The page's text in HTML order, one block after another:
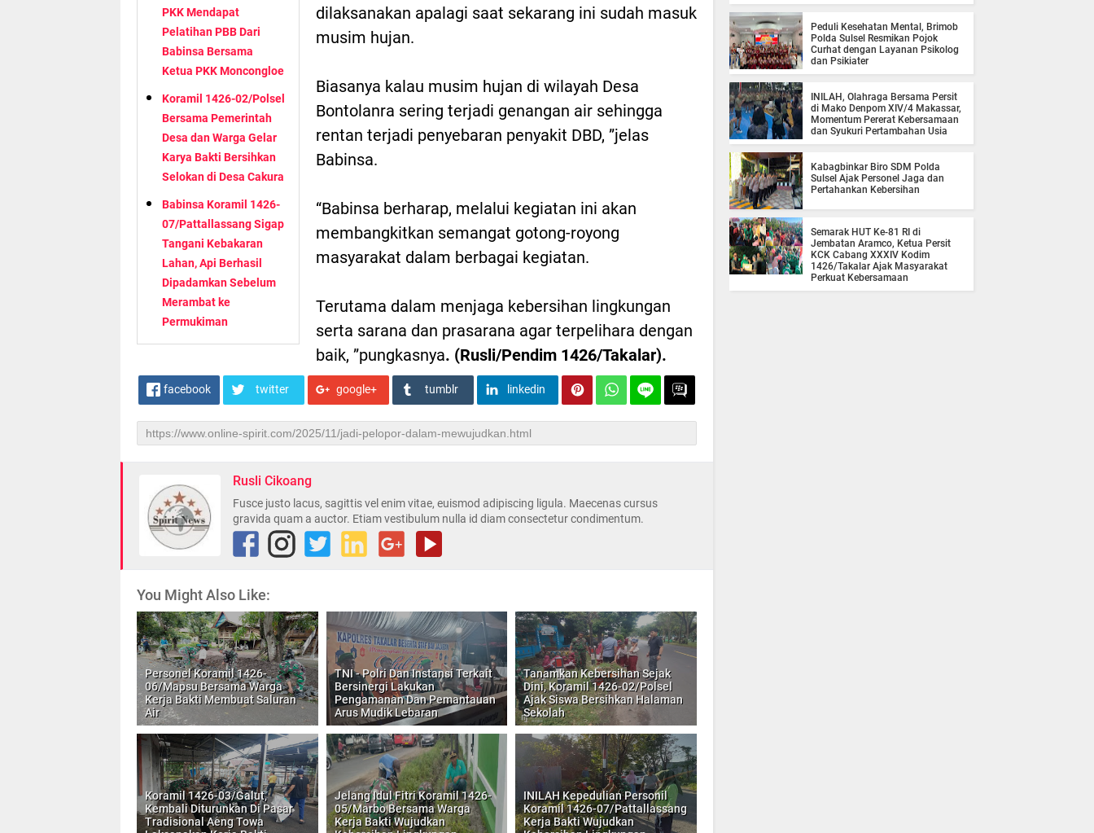
PKK Mendapat
Pelatihan PBB Dari
Babinsa Bersama
Ketua PKK Moncongloe
Koramil 1426-02/Polsel
Bersama Pemerintah
Desa dan Warga Gelar
Karya Bakti Bersihkan
Selokan di Desa Cakura
Babinsa Koramil 1426-
07/Pattallassang Sigap
Tangani Kebakaran
Lahan, Api Berhasil
Dipadamkan Sebelum
Merambat ke
Permukiman
dilaksanakan apalagi saat sekarang ini sudah masuk
musim hujan.
Biasanya kalau musim hujan di wilayah Desa
Bontolanra sering terjadi genangan air sehingga
rentan terjadi penyebaran penyakit DBD, ”jelas
Babinsa.
“Babinsa berharap, melalui kegiatan ini akan
membangkitkan semangat gotong-royong
masyarakat dalam berbagai kegiatan.
Terutama dalam menjaga kebersihan lingkungan
serta sarana dan prasarana agar terpelihara dengan
baik, ”pungkasnya. (Rusli/Pendim 1426/Takalar).
facebook twitter google+ tumblr linkedin
Rusli Cikoang
Fusce justo lacus, sagittis vel enim vitae, euismod adipiscing ligula. Maecenas cursus
gravida quam a auctor. Etiam vestibulum nulla id diam consectetur condimentum.
You Might Also Like:
Personel Koramil 1426-
06/Mapsu Bersama Warga
Kerja Bakti Membuat Saluran
Air
TNI - Polri Dan Instansi Terkait
Bersinergi Lakukan
Pengamanan Dan Pemantauan
Arus Mudik Lebaran
Tanamkan Kebersihan Sejak
Dini, Koramil 1426-02/Polsel
Ajak Siswa Bersihkan Halaman
Sekolah
Koramil 1426-03/Galut,
Kembali Diturunkan Di Pasar
Tradisional Aeng Towa
Jelang Idul Fitri Koramil 1426-
05/Marbo Bersama Warga
Kerja Bakti Wujudkan
INILAH Kepedulian Personil
Koramil 1426-07/Pattallassang
Kerja Bakti Wujudkan
Peduli Kesehatan Mental, Brimob
Polda Sulsel Resmikan Pojok
Curhat dengan Layanan Psikolog
dan Psikiater
INILAH, Olahraga Bersama Persit
di Mako Denpom XIV/4 Makassar,
Momentum Pererat Kebersamaan
dan Syukuri Pertambahan Usia
Kabagbinkar Biro SDM Polda
Sulsel Ajak Personel Jaga dan
Pertahankan Kebersihan
Semarak HUT Ke-81 RI di
Jembatan Aramco, Ketua Persit
KCK Cabang XXXIV Kodim
1426/Takalar Ajak Masyarakat
Perkuat Kebersamaan